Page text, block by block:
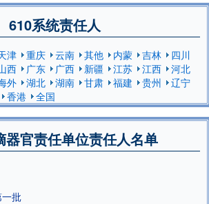
610系统责任人
津 重庆 云南 其他 内蒙 吉林
四川
西 广东 广西 新疆 江苏 江西
河北
外 湖北 湖南 甘肃 福建 贵州
辽宁
香港 全国
器官责任单位责任人名单
批